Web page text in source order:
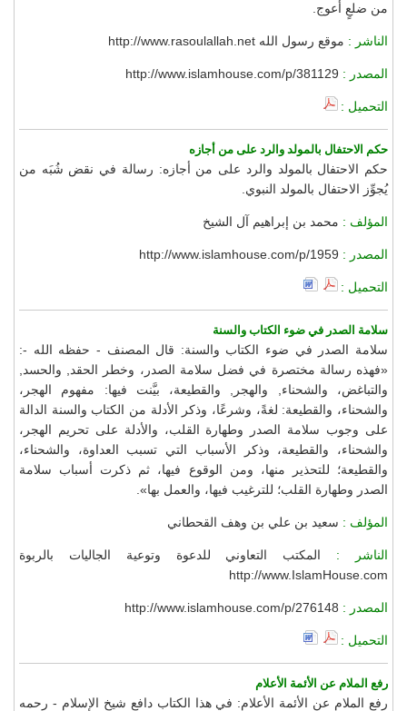
من ضلعٍ أعوج.
الناشر : موقع رسول الله http://www.rasoulallah.net
المصدر : http://www.islamhouse.com/p/381129
التحميل :
حكم الاحتفال بالمولد والرد على من أجازه
حكم الاحتفال بالمولد والرد على من أجازه: رسالة في نقض شُبَه من
يُجوِّز الاحتفال بالمولد النبوي.
المؤلف : محمد بن إبراهيم آل الشيخ
المصدر : http://www.islamhouse.com/p/1959
التحميل :
سلامة الصدر في ضوء الكتاب والسنة
سلامة الصدر في ضوء الكتاب والسنة: قال المصنف - حفظه الله -:
«فهذه رسالة مختصرة في فضل سلامة الصدر، وخطر الحقد, والحسد,
والتباغض، والشحناء, والهجر, والقطيعة، بيَّنت فيها: مفهوم الهجر،
والشحناء، والقطيعة: لغةً، وشرعًا، وذكر الأدلة من الكتاب والسنة الدالة
على وجوب سلامة الصدر وطهارة القلب، والأدلة على تحريم الهجر،
والشحناء، والقطيعة، وذكر الأسباب التي تسبب العداوة، والشحناء،
والقطيعة؛ للتحذير منها، ومن الوقوع فيها، ثم ذكرت أسباب سلامة
الصدر وطهارة القلب؛ للترغيب فيها، والعمل بها».
المؤلف : سعيد بن علي بن وهف القحطاني
الناشر : المكتب التعاوني للدعوة وتوعية الجاليات بالربوة
http://www.IslamHouse.com
المصدر : http://www.islamhouse.com/p/276148
التحميل :
رفع الملام عن الأئمة الأعلام
رفع الملام عن الأئمة الأعلام: في هذا الكتاب دافع شيخ الإسلام - رحمه